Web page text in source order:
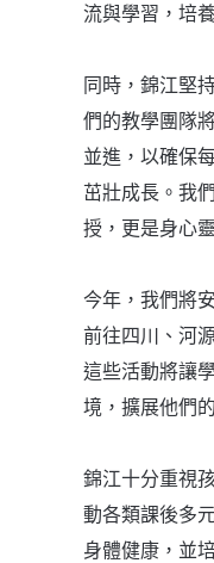
流與學習，培
同時，錦江堅
們的教學團隊
並進，以確保
茁壯成長。我
授，更是身心
今年，我們將
前往四川、河
這些活動將讓
境，擴展他們
錦江十分重視
動各類課後多
身體健康，並